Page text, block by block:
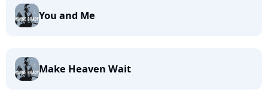
You and Me
Make Heaven Wait